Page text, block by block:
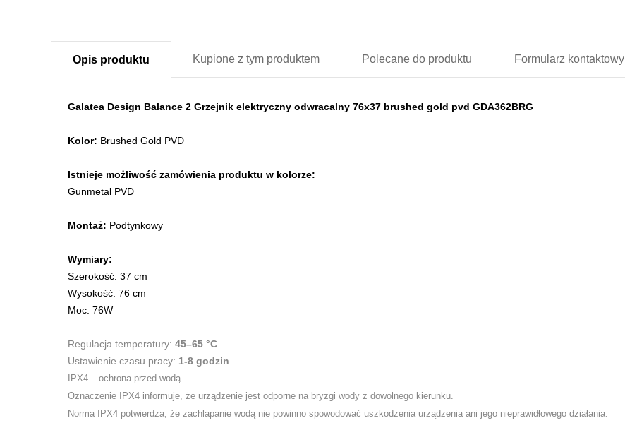
Opis produktu Kupione z tym produktem Polecane do produktu Formularz kontaktowy
Galatea Design Balance 2 Grzejnik elektryczny odwracalny 76x37 brushed gold pvd GDA362BRG
Kolor: Brushed Gold PVD
Istnieje możliwość zamówienia produktu w kolorze:
Gunmetal PVD
Montaż: Podtynkowy
Wymiary:
Szerokość: 37 cm
Wysokość: 76 cm
Moc: 76W
Regulacja temperatury: 45–65 °C
Ustawienie czasu pracy: 1-8 godzin
IPX4 – ochrona przed wodą
Oznaczenie IPX4 informuje, że urządzenie jest odporne na bryzgi wody z dowolnego kierunku.
Norma IPX4 potwierdza, że zachlapanie wodą nie powinno spowodować uszkodzenia urządzenia ani jego nieprawidłowego działania.